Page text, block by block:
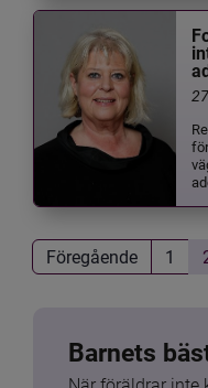
Föregående 1
Barnets